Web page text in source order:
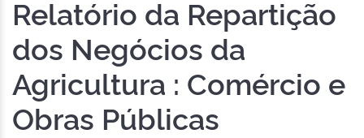
Relatório da Repartição
dos Negócios da
Agricultura : Comércio e
Obras Públicas